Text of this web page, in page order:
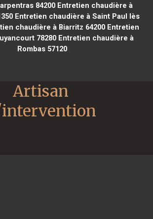
84200 Entretien chaudière à
Entretien chaudière à Saint Paul lès
chaudière à Biarritz 64200 Entretien
78280Entretien chaudière à
Rombas 57120
Artisan